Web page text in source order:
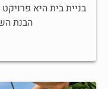
בניית בית היא
הבנת